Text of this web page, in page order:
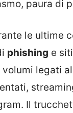
paura di
le ultime
phishing e
legati
Il